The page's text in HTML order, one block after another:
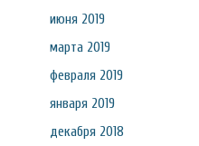
июня 2019
марта 2019
февраля 2019
января 2019
декабря 2018